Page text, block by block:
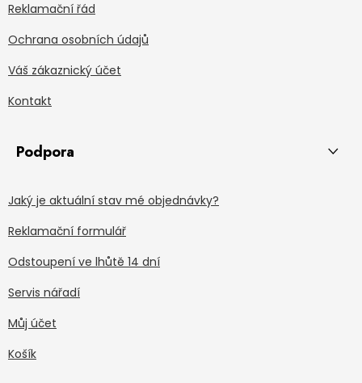
Reklamační řád
Ochrana osobních údajů
Váš zákaznický účet
Kontakt
Podpora
Jaký je aktuální stav mé objednávky?
Reklamační formulář
Odstoupení ve lhůtě 14 dní
Servis nářadí
Můj účet
Košík